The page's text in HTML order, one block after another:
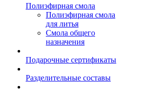
Полиэфирная смола
Полиэфирная смола
для литья
Смола общего
назначения
Подарочные сертификаты
Разделительные составы